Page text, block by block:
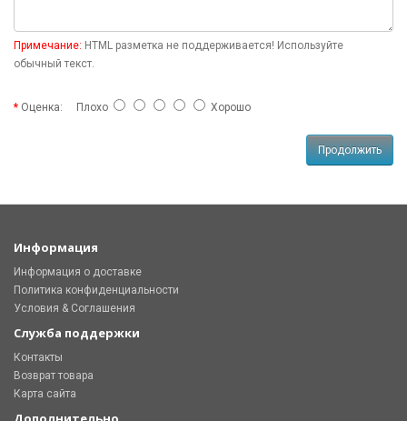
Примечание: HTML разметка не поддерживается! Используйте
обычный текст.
Оценка: Плохо Хорошо
Продолжить
Информация
Информация о доставке
Политика конфиденциальности
Условия & Соглашения
Служба поддержки
Контакты
Возврат товара
Карта сайта